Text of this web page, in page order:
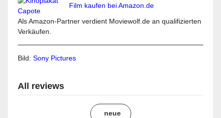
Film kaufen bei Amazon.de
Als Amazon-Partner verdient Moviewolf.de an qualifizierten
Verkäufen.
Bild:Sony Pictures
All reviews
neue